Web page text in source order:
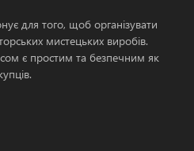
для того, щоб організувати
мистецьких виробів.
є простим та безпечним як